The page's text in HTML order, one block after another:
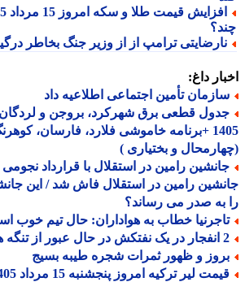
ترامپ از از وزیر جنگ بخاطر درگیری
داغ:
تأمین اجتماعی اطلاعیه داد
1405 +برنامه خاموشی فلارد، فارسان،
و بختیاری )
رامین در استقلال با قرارداد نجومی /
رامین در استقلال فاش شد / این جانشین
به صدر می رساند؟
خطاب به هواداران: حال تیم خوب
و ظهور ثمرات شجره طیبه بسیج
لیر ترکیه امروز پنجشنبه 15 مرداد 1405